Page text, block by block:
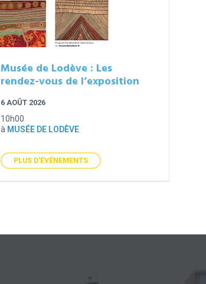
Musée de Lodève : Les
rendez-vous de l’exposition
6 AOÛT 2026
10h00
à MUSÉE DE LODÈVE
PLUS D'ÉVÉNEMENTS